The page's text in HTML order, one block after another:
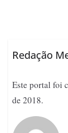
Redação
Este portal foi
de 2018.